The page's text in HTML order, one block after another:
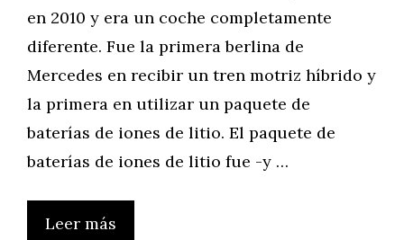
en 2010 y era un coche completamente
diferente. Fue la primera berlina de
Mercedes en recibir un tren motriz híbrido y
la primera en utilizar un paquete de
baterías de iones de litio. El paquete de
baterías de iones de litio fue -y …
Leer más